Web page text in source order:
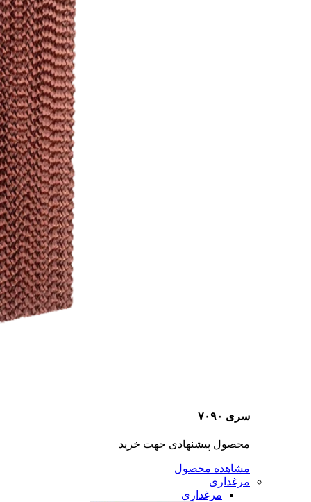
سری ۷۰۹۰
محصول پیشنهادی جهت خرید
مشاهده محصول
مرغداری
مرغداری